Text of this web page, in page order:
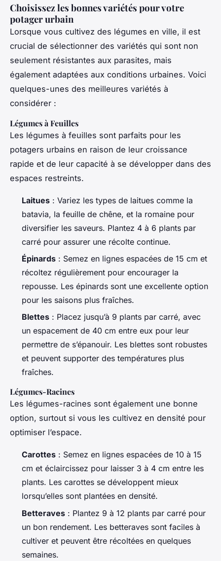
Choisissez les bonnes variétés pour votre
potager urbain
Lorsque vous cultivez des légumes en ville, il est
crucial de sélectionner des variétés qui sont non
seulement résistantes aux parasites, mais
également adaptées aux conditions urbaines. Voici
quelques-unes des meilleures variétés à
considérer :
Légumes à Feuilles
Les légumes à feuilles sont parfaits pour les
potagers urbains en raison de leur croissance
rapide et de leur capacité à se développer dans des
espaces restreints.
Laitues : Variez les types de laitues comme la
batavia, la feuille de chêne, et la romaine pour
diversifier les saveurs. Plantez 4 à 6 plants par
carré pour assurer une récolte continue.
Épinards : Semez en lignes espacées de 15 cm et
récoltez régulièrement pour encourager la
repousse. Les épinards sont une excellente option
pour les saisons plus fraîches.
Blettes : Placez jusqu’à 9 plants par carré, avec
un espacement de 40 cm entre eux pour leur
permettre de s’épanouir. Les blettes sont robustes
et peuvent supporter des températures plus
fraîches.
Légumes-Racines
Les légumes-racines sont également une bonne
option, surtout si vous les cultivez en densité pour
optimiser l’espace.
Carottes : Semez en lignes espacées de 10 à 15
cm et éclaircissez pour laisser 3 à 4 cm entre les
plants. Les carottes se développent mieux
lorsqu’elles sont plantées en densité.
Betteraves : Plantez 9 à 12 plants par carré pour
un bon rendement. Les betteraves sont faciles à
cultiver et peuvent être récoltées en quelques
semaines.